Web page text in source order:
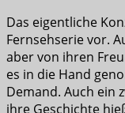
Das eigentliche
Fernsehserie vor.
aber von ihren
es in die Hand
Demand. Auch ein
ihre Geschichte